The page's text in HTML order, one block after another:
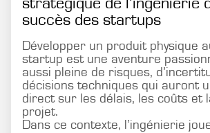
stratégique de l’ingénierie
succès des startups
Développer un produit physique
startup est une aventure
aussi pleine de risques,
décisions techniques qui auront
direct sur les délais, les coûts et
projet.
Dans ce contexte, l’ingénierie